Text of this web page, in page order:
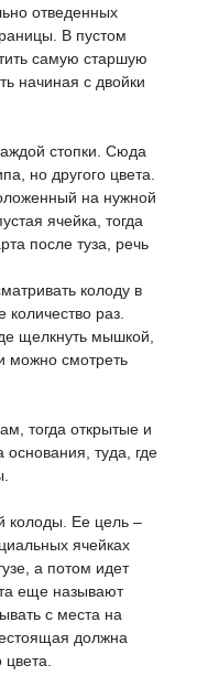
отведенных
В пустом
самую старшую
начиная с двойки
стопки. Сюда
но другого цвета.
на нужной
ячейка, тогда
после туза, речь
колоду в
раз.
щелкнуть мышкой,
можно смотреть
тогда открытые и
туда, где
колоды. Ее цель –
ячейках
а потом идет
еще называют
с места на
должна